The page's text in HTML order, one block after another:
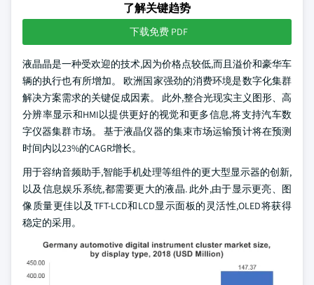
了解关键趋势
下载免费 PDF
液晶晶是一种受欢迎的技术,因为价格点较低,而且溢价和豪华车
辆的执行也有所增加。 欧洲国家强劲的消费环境是数字化集群
解决方案需求的关键促成因素。 此外,整合光现实主义图形、高
分辨率显示和HMI以提供更好的视觉和更多信息,将支持汽车数
字仪器集群市场。 基于液晶仪器的集束市场运输预计将在预测
时间内以23%的CAGR增长。
用于容纳音频助手,智能手机处理等组件的更大型显示器的创新,
以及信息娱乐系统,都需要更大的液晶. 此外,由于显示更亮、图
像质量更佳以及TFT-LCD和LCD显示面板的灵活性,OLED将获得
稳定的采用。